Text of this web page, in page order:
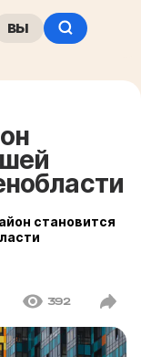
вы
становится
392